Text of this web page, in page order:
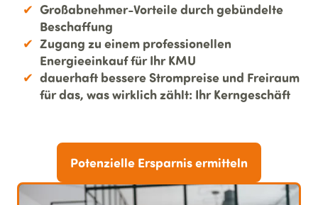
Großabnehmer-Vorteile durch gebündelte
Beschaffung
Zugang zu einem professionellen
Energieeinkauf für Ihr KMU
dauerhaft bessere Strompreise und Freiraum
für das, was wirklich zählt: Ihr Kerngeschäft
Potenzielle Ersparnis ermitteln